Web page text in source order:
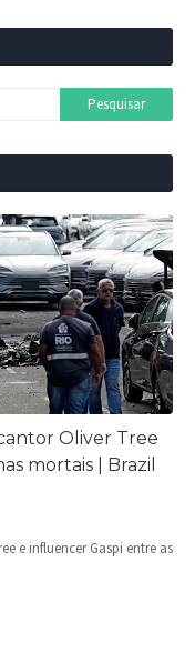
Oliver Tree
mortais | Brazil
e influencer Gaspi entre as